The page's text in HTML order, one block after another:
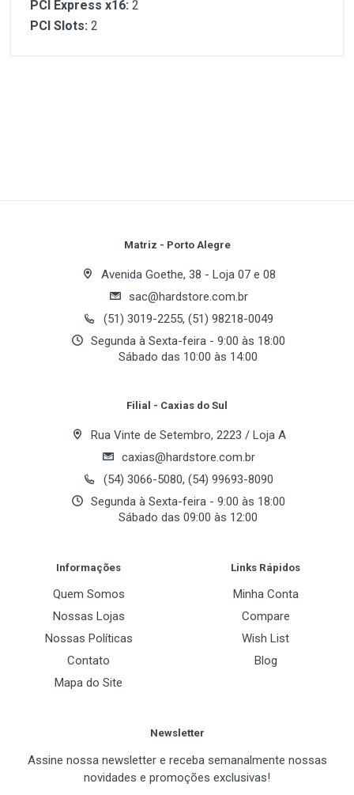
PCI Express x16: 2
PCI Slots: 2
Your Name
Email Address
Matriz - Porto Alegre
Avenida Goethe, 38 - Loja 07 e 08
sac@hardstore.com.br
(51) 3019-2255, (51) 98218-0049
Segunda à Sexta-feira - 9:00 às 18:00
Sábado das 10:00 às 14:00
Filial - Caxias do Sul
Rua Vinte de Setembro, 2223 / Loja A
caxias@hardstore.com.br
(54) 3066-5080, (54) 99693-8090
Segunda à Sexta-feira - 9:00 às 18:00
Sábado das 09:00 às 12:00
Informações
Quem Somos
Nossas Lojas
Nossas Políticas
Contato
Mapa do Site
Links Rápidos
Minha Conta
Compare
Wish List
Blog
Newsletter
Assine nossa newsletter e receba semanalmente nossas
novidades e promoções exclusivas!